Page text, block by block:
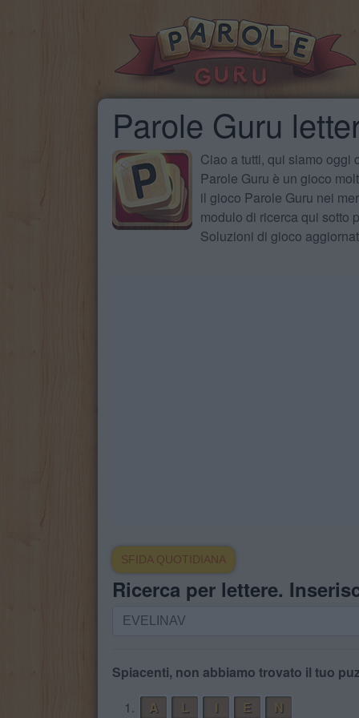
Parole Guru
Ciao a tutti, qui siamo oggi
Parole Guru è un gioco
il gioco Parole Guru nei
modulo di ricerca qui sotto
Soluzioni di gioco
SFIDA QUOTIDIANA
Ricerca per lettere.
Ricerca
Inserisci
Spiacenti, non abbiamo trovato il tuo
1.
A L E
N